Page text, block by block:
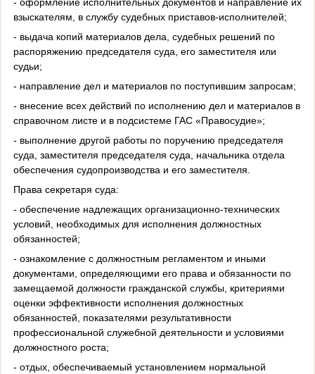
взыскателям, в службу судебных приставов-исполнителей;
- выдача копий материалов дела, судебных решений по
распоряжению председателя суда, его заместителя или
судьи;
- направление дел и материалов по поступившим запросам;
- внесение всех действий по исполнению дел и материалов в
справочном листе и в подсистеме ГАС «Правосудие»;
- выполнение другой работы по поручению председателя
суда, заместителя председателя суда, начальника отдела
обеспечения судопроизводства и его заместителя.
Права секретаря суда:
- обеспечение надлежащих организационно-технических
условий, необходимых для исполнения должностных
обязанностей;
- ознакомление с должностным регламентом и иными
документами, определяющими его права и обязанности по
замещаемой должности гражданской службы, критериями
оценки эффективности исполнения должностных
обязанностей, показателями результативности
профессиональной служебной деятельности и условиями
должностного роста;
- отдых, обеспечиваемый установлением нормальной